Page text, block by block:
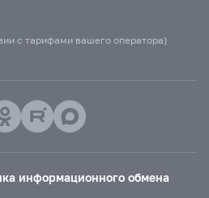
с тарифами вашего оператора)
информационного обмена